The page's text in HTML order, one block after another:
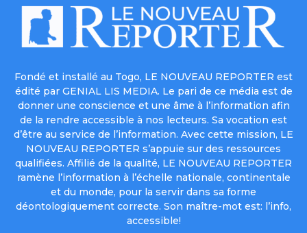
Fondé et installé au Togo, LE NOUVEAU REPORTER est
édité par GENIAL LIS MEDIA. Le pari de ce média est de
donner une conscience et une âme à l’information afin
de la rendre accessible à nos lecteurs. Sa vocation est
d’être au service de l’information. Avec cette mission, LE
NOUVEAU REPORTER s’appuie sur des ressources
qualifiées. Affilié de la qualité, LE NOUVEAU REPORTER
ramène l’information à l’échelle nationale, continentale
et du monde, pour la servir dans sa forme
déontologiquement correcte. Son maître-mot est: l’info,
accessible!